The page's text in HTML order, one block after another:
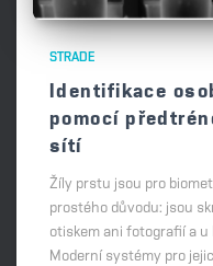
STRADE
Identifikace
pomocí
sítí
Žíly prstu jsou pro
prostého důvodu: jsou
otiskem ani fotografií a u
Moderní systémy pro